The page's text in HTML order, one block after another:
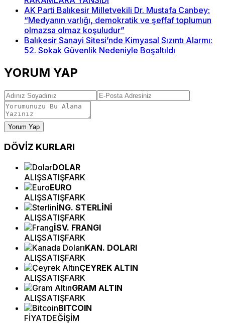
AK Parti Balıkesir Milletvekili Dr. Mustafa Canbey:
“Medyanın varlığı, demokratik ve şeffaf toplumun
olmazsa olmaz koşuludur”
Balıkesir Sanayi Sitesi’nde Kimyasal Sızıntı Alarmı:
52. Sokak Güvenlik Nedeniyle Boşaltıldı
YORUM YAP
Yorum Yap
DÖVİZ KURLARI
DOLAR
ALIŞSATIŞFARK
EURO
ALIŞSATIŞFARK
İNG. STERLİNİ
ALIŞSATIŞFARK
İSV. FRANGI
ALIŞSATIŞFARK
KAN. DOLARI
ALIŞSATIŞFARK
ÇEYREK ALTIN
ALIŞSATIŞFARK
GRAM ALTIN
ALIŞSATIŞFARK
BITCOIN
FİYATDEĞİŞİM